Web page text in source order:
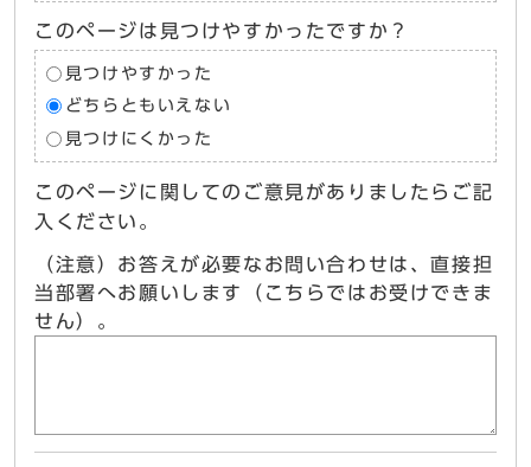
このページは見つけやすかったですか？
見つけやすかった
どちらともいえない
見つけにくかった
このページに関してのご意見がありましたらご記
入ください。
（注意）お答えが必要なお問い合わせは、直接担
当部署へお願いします（こちらではお受けできま
せん）。